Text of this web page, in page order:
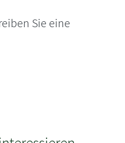
Sie eine